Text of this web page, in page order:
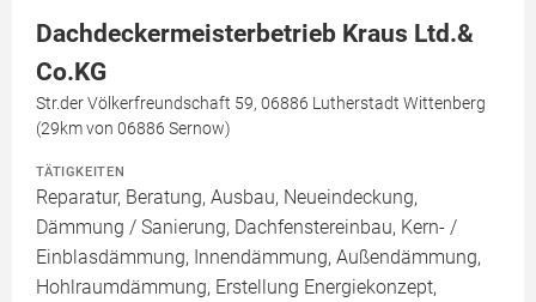
Dachdeckermeisterbetrieb Kraus Ltd.&
Co.KG
Str.der Völkerfreundschaft 59, 06886 Lutherstadt Wittenberg
(29km von 06886 Sernow)
TÄTIGKEITEN
Reparatur, Beratung, Ausbau, Neueindeckung,
Dämmung / Sanierung, Dachfenstereinbau, Kern- /
Einblasdämmung, Innendämmung, Außendämmung,
Hohlraumdämmung, Erstellung Energiekonzept,